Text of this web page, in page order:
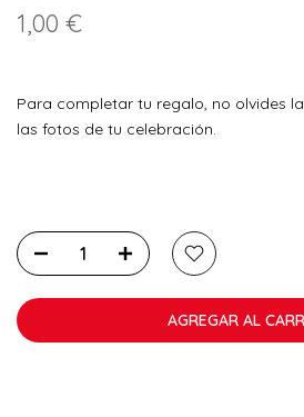
1,00 €
Para completar tu regalo, no olvides
las fotos de tu celebración.
AGREGAR AL